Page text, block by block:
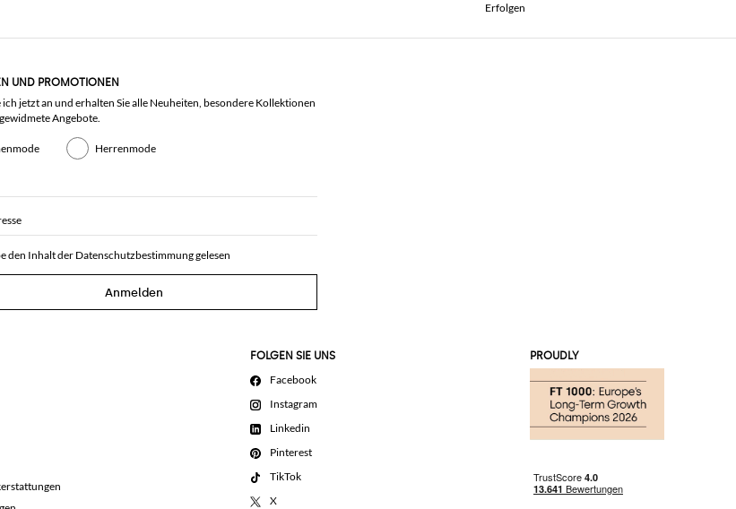
Erfolgen
UND PROMOTIONEN
ich jetzt an und erhalten Sie alle Neuheiten, besondere Kollektionen
Angebote.
Herrenmode
den Inhalt der Datenschutzbestimmunggelesen
Anmelden
FOLGEN SIE UNS
Facebook
Instagram
Linkedin
Pinterest
TikTok
X
PROUDLY